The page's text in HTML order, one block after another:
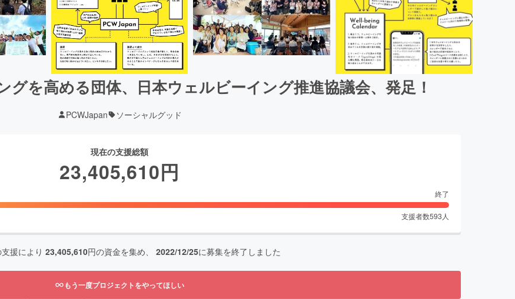
グを高める団体、日本ウェルビーイング推進協議会、発足！
PCWJapan ソーシャルグッド
現在の支援総額
23,405,610円
終了
支援者数593 人
支援により 23,405,610円の資金を集め、 2022/12/25に募集を終了しました
もう一度プロジェクトをやってほしい